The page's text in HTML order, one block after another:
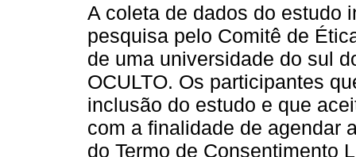
A coleta de dados do estudo
pesquisa pelo Comitê de
de uma universidade do sul
OCULTO. Os participantes
inclusão do estudo e que
com a finalidade de agendar
do Termo de Consentimento